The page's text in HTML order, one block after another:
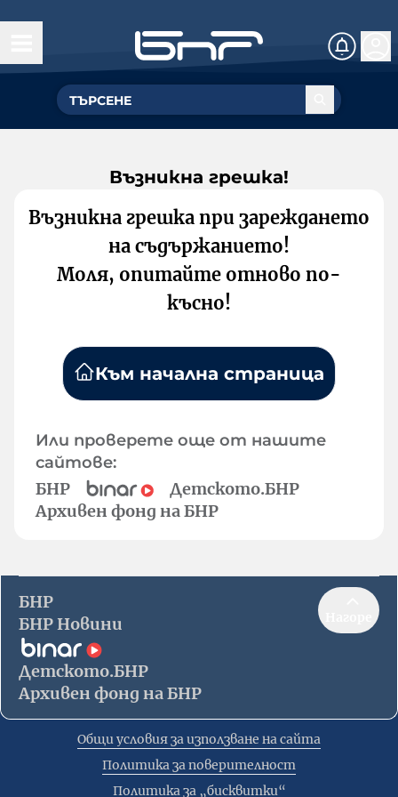
Възникна грешка!
Възникна грешка при зареждането
на съдържанието!
Моля, опитайте отново по-
късно!
Към начална страница
Или проверете още от нашите
сайтове:
БНР
Детското.БНР
Архивен фонд на БНР
БНР
БНР Новини
Детското.БНР
Архивен фонд на БНР
Общи условия за използване на сайта
Политика за поверителност
Политика за „бисквитки“